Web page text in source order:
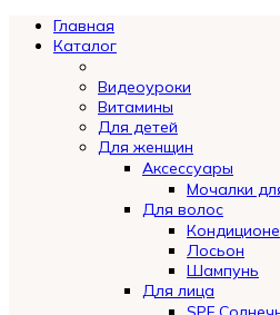
Главная
Каталог
Видеоуроки
Витамины
Для детей
Для женщин
Аксессуары
Мочалки
Для волос
Лосьон
Шампунь
Для лица